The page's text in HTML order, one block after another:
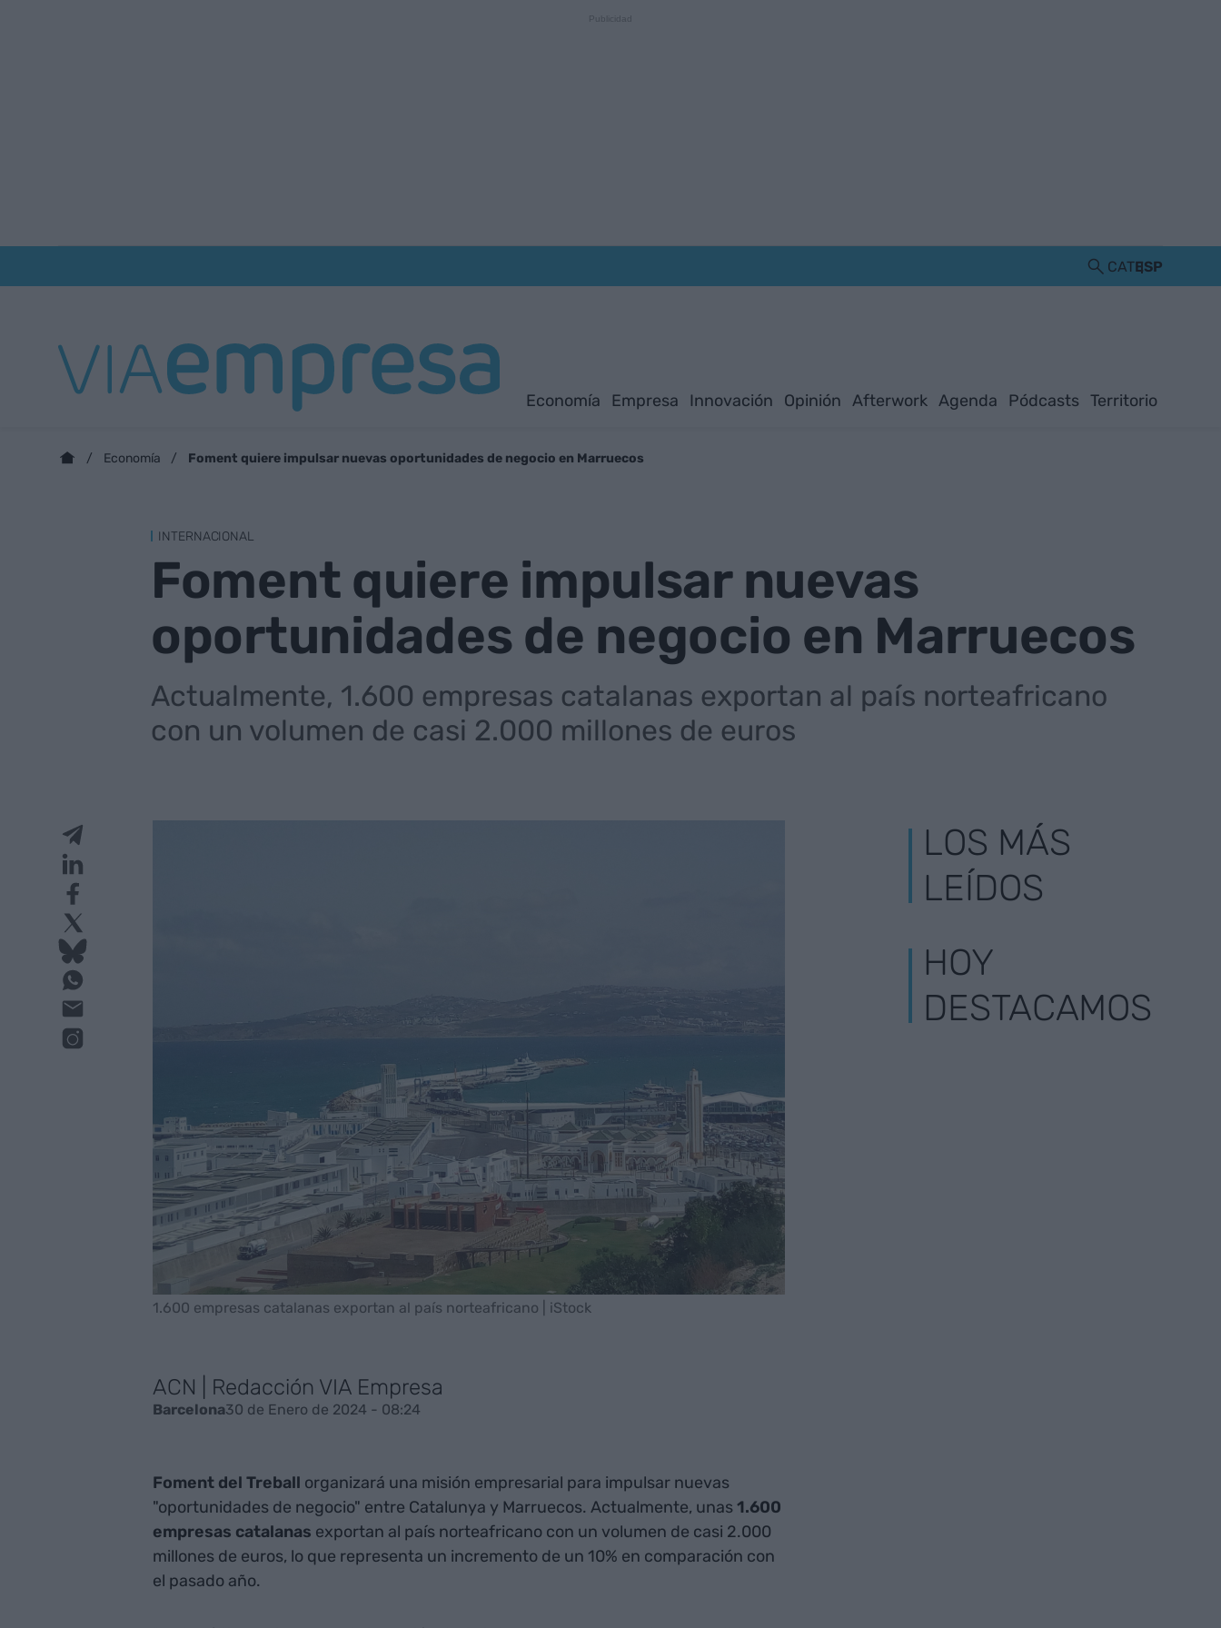
CATESP
Economía Empresa Innovación Opinión Afterwork Agenda Pódcasts Territorio
Economía Foment quiere impulsar nuevas oportunidades de negocio en Marruecos
INTERNACIONAL
Foment quiere impulsar nuevas
oportunidades de negocio en Marruecos
Actualmente, 1.600 empresas catalanas exportan al país norteafricano
con un volumen de casi 2.000 millones de euros
1.600 empresas catalanas exportan al país norteafricano | iStock
ACN | Redacción VIA Empresa
Barcelona30 de Enero de 2024 - 08:24
Foment del Treball organizará una misión empresarial para impulsar nuevas
"oportunidades de negocio" entre Catalunya y Marruecos. Actualmente, unas1.600
empresas catalanas exportan al país norteafricano con un volumen de casi 2.000
millones de euros, lo que representa un incremento de un 10% en comparación con
el pasado año.
LOS MÁS
LEÍDOS
HOY
DESTACAMOS